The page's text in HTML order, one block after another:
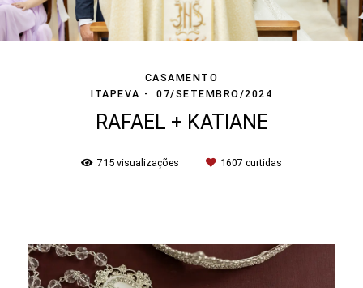
CASAMENTO
ITAPEVA
07/SETEMBRO/2024
RAFAEL + KATIANE
715 visualizações 1607 curtidas